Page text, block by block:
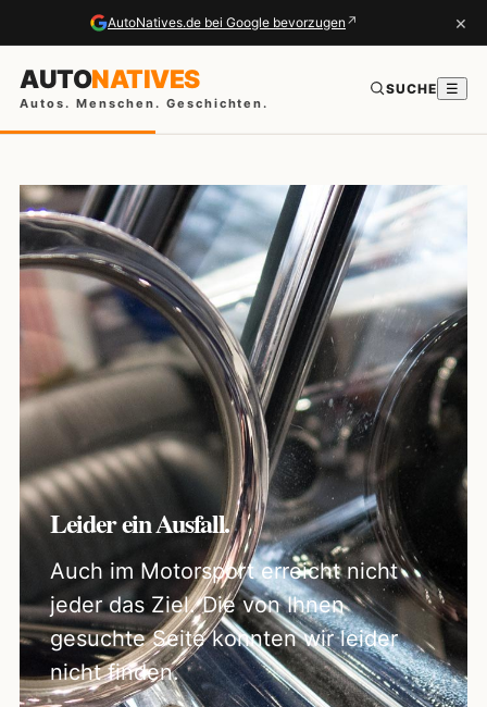
AutoNatives.de bei Google bevorzugen ↗ ×
AUTONATIVES
Autos. Menschen. Geschichten.
SUCHE ☰
Leider ein Ausfall.
Auch im Motorsport erreicht nicht
jeder das Ziel. Die von Ihnen
gesuchte Seite konnten wir leider
nicht finden.